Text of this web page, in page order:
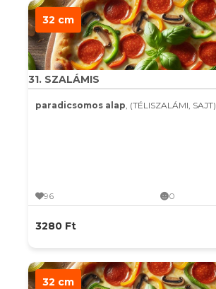
32 cm
31. SZALÁMIS
paradicsomos alap, (TÉLISZALÁMI, SAJT)
96 0
3280 Ft
32 cm